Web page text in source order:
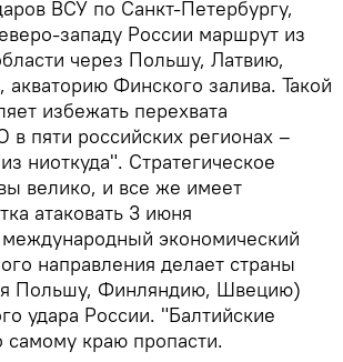
ВСУ по Санкт-Петербургу,
западу России маршрут из
через Польшу, Латвию,
Финского залива. Такой
избежать перехвата
в пяти российских регионах –
ниоткуда". Стратегическое
велико, и все же имеет
атаковать 3 июня
экономический
направления делает страны
Польшу, Финляндию, Швецию)
удара России. "Балтийские
самому краю пропасти.